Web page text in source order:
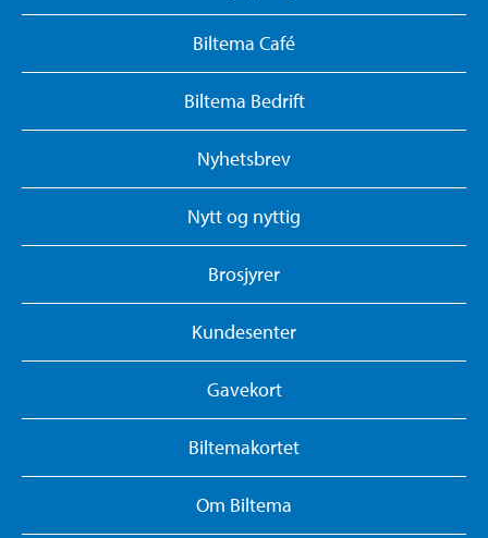
Biltema Café
Biltema Bedrift
Nyhetsbrev
Nytt og nyttig
Brosjyrer
Kundesenter
Gavekort
Biltemakortet
Om Biltema